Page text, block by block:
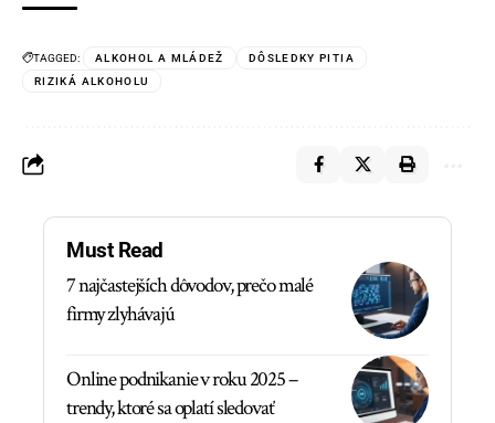
TAGGED: ALKOHOL A MLÁDEŽ
DÔSLEDKY PITIA
RIZIKÁ ALKOHOLU
Must Read
7 najčastejších dôvodov, prečo malé
firmy zlyhávajú
Online podnikanie v roku 2025 –
trendy, ktoré sa oplatí sledovať